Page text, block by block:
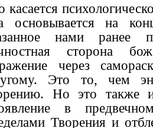
касается
основывается на
нами ранее
сторона
через
Это то, чем
Но это также
в
Творения и